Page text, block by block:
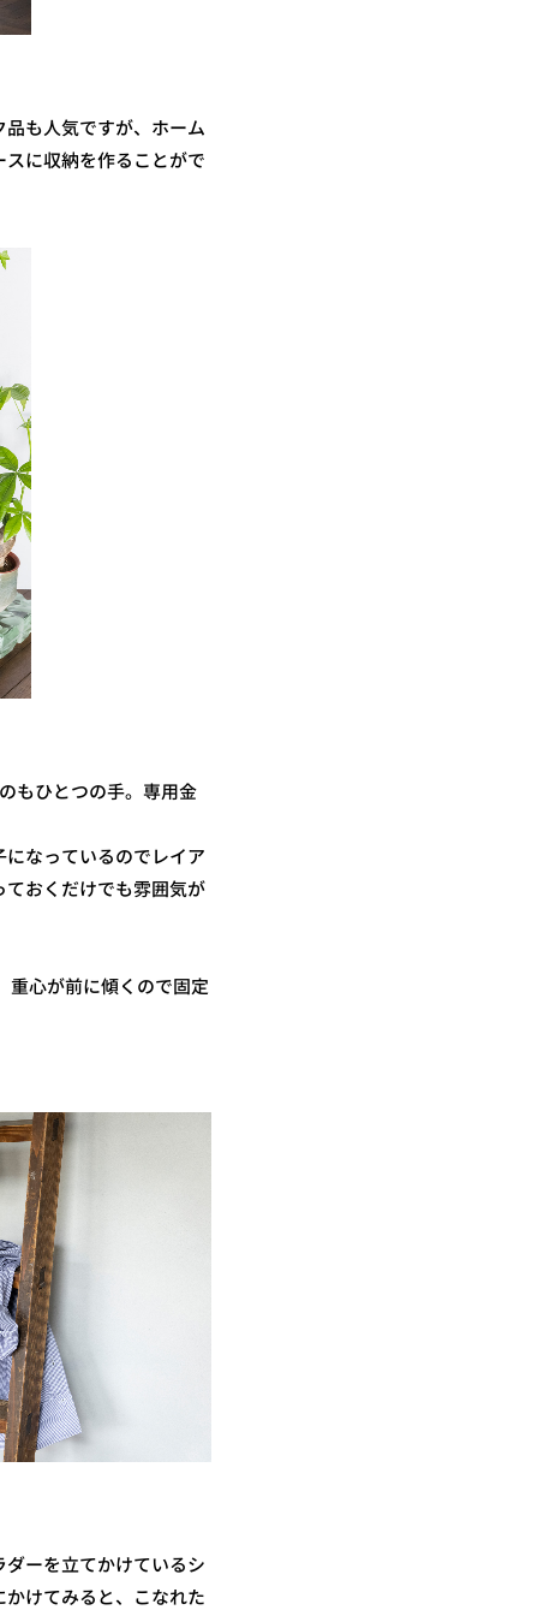
も人気ですが、ホーム
に収納を作ることがで
もひとつの手。専用金
なっているのでレイア
おくだけでも雰囲気が
重心が前に傾くので固定
ーを立てかけているシ
けてみると、こなれた